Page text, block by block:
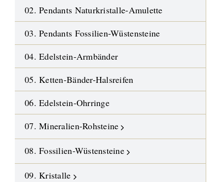
02. Pendants Naturkristalle-Amulette
03. Pendants Fossilien-Wüstensteine
04. Edelstein-Armbänder
05. Ketten-Bänder-Halsreifen
06. Edelstein-Ohrringe
07. Mineralien-Rohsteine
08. Fossilien-Wüstensteine
09. Kristalle